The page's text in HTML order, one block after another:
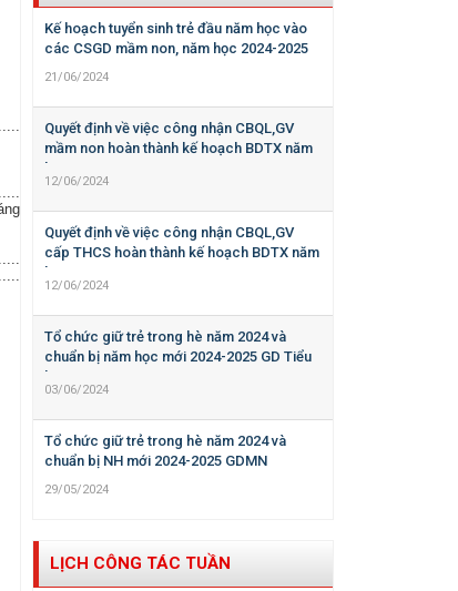
Kế hoạch tuyển sinh trẻ đầu năm học vào
các CSGD mầm non, năm học 2024-2025
21/06/2024
Quyết định về việc công nhận CBQL,GV
mầm non hoàn thành kế hoạch BDTX năm
học 2023-2024
12/06/2024
Quyết định về việc công nhận CBQL,GV
cấp THCS hoàn thành kế hoạch BDTX năm
học 2023-2024
12/06/2024
Tổ chức giữ trẻ trong hè năm 2024 và
chuẩn bị năm học mới 2024-2025 GD Tiểu
học
03/06/2024
Tổ chức giữ trẻ trong hè năm 2024 và
chuẩn bị NH mới 2024-2025 GDMN
29/05/2024
LỊCH CÔNG TÁC TUẦN